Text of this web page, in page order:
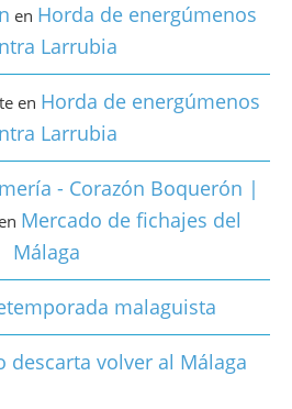
en Horda de energúmenos
Larrubia
en Horda de energúmenos
Larrubia
- Corazón Boquerón |
Mercado de fichajes del
Málaga
malaguista
descarta volver al Málaga